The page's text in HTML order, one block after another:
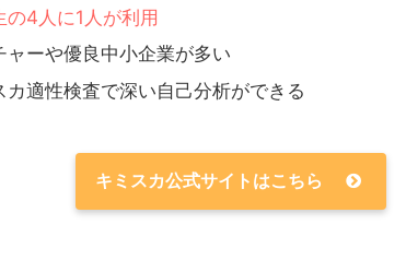
の4人に1人が利用
ャーや優良中小企業が多い
カ適性検査で深い自己分析ができる
キミスカ公式サイトはこちら